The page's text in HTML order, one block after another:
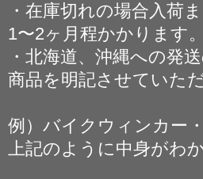
・在庫切れの場合入荷
1〜2ヶ月程かかります
・北海道、沖縄への発
商品を明記させていた
例）バイクウィンカー
上記のように中身がわ